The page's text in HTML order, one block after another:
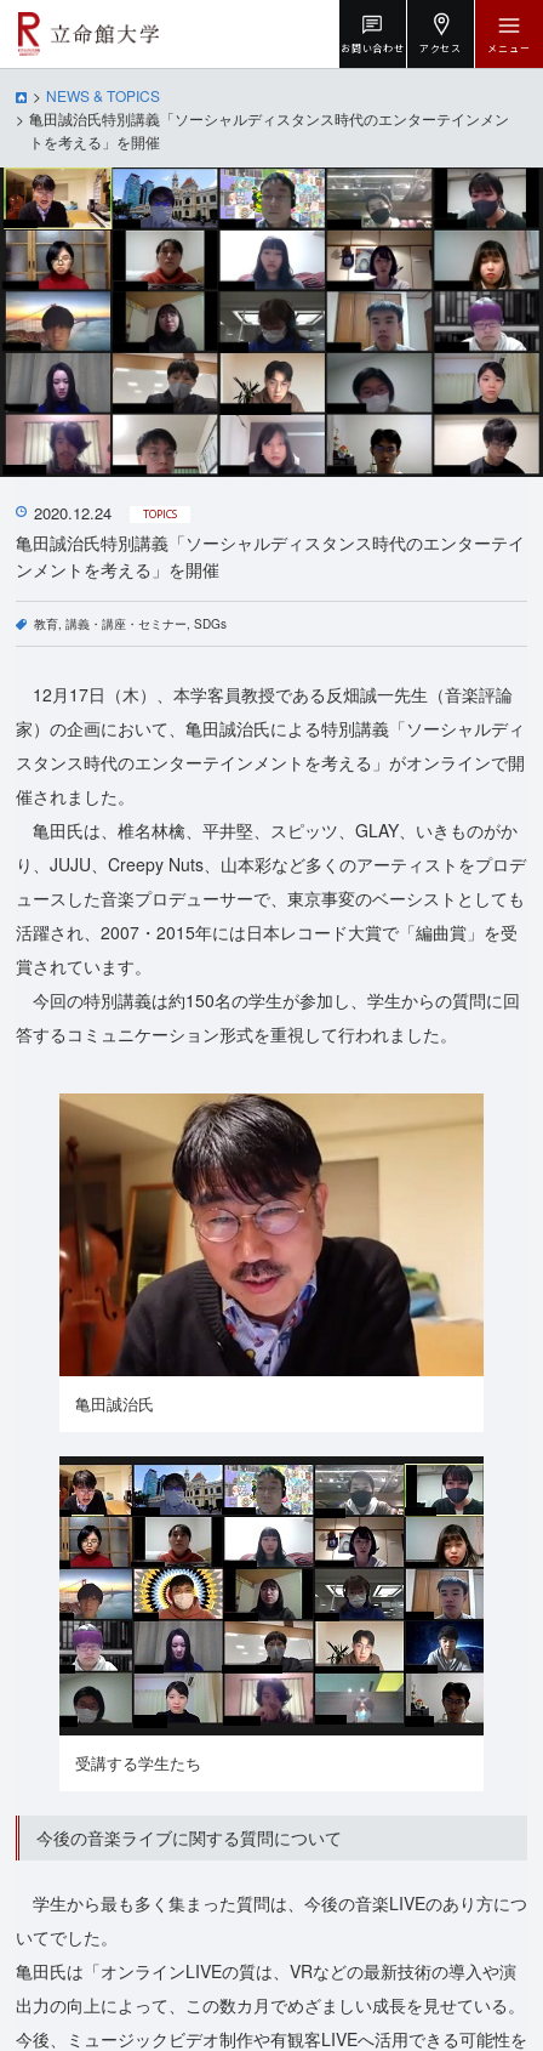
お問い合わせ アクセス メニュー
NEWS & TOPICS
亀田誠治氏特別講義「ソーシャルディスタンス時代のエンターテインメン
トを考える」を開催
2020.12.24 TOPICS
亀田誠治氏特別講義「ソーシャルディスタンス時代のエンターテイ
ンメントを考える」を開催
教育 講義・講座・セミナー SDGs
12月17日（木）、本学客員教授である反畑誠一先生（音楽評論
家）の企画において、亀田誠治氏による特別講義「ソーシャルディ
スタンス時代のエンターテインメントを考える」がオンラインで開
催されました。
亀田氏は、椎名林檎、平井堅、スピッツ、GLAY、いきものがか
り、JUJU、Creepy Nuts、山本彩など多くのアーティストをプロデ
ュースした音楽プロデューサーで、東京事変のベーシストとしても
活躍され、2007・2015年には日本レコード大賞で「編曲賞」を受
賞されています。
今回の特別講義は約150名の学生が参加し、学生からの質問に回
答するコミュニケーション形式を重視して行われました。
亀田誠治氏
受講する学生たち
今後の音楽ライブに関する質問について
学生から最も多く集まった質問は、今後の音楽LIVEのあり方につ
いてでした。
亀田氏は「オンラインLIVEの質は、VRなどの最新技術の導入や演
出力の向上によって、この数カ月でめざましい成長を見せている。
今後、ミュージックビデオ制作や有観客LIVEへ活用できる可能性を